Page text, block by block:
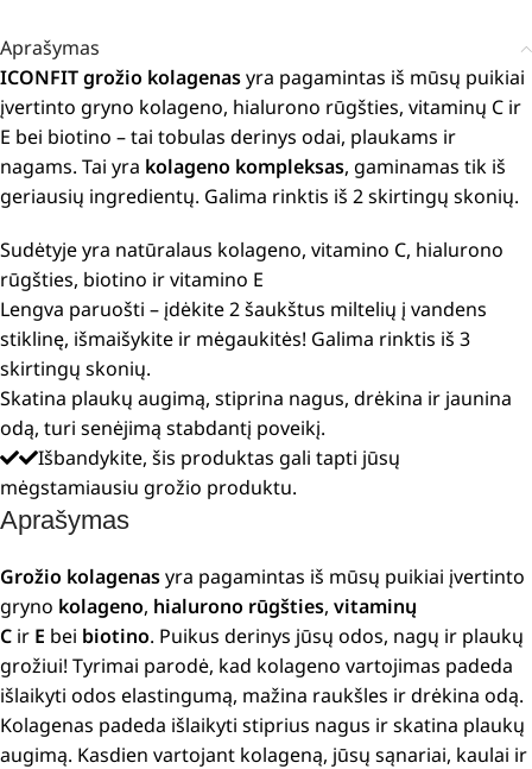
Aprašymas
ICONFIT grožio kolagenasyra pagamintas iš mūsų puikiai
įvertinto gryno kolageno, hialurono rūgšties, vitaminų C ir
E bei biotino – tai tobulas derinys odai, plaukams ir
nagams. Tai yra kolageno kompleksas, gaminamas tik iš
geriausių ingredientų. Galima rinktis iš 2 skirtingų skonių.
Sudėtyje yra natūralaus kolageno, vitamino C, hialurono
rūgšties, biotino ir vitamino E
Lengva paruošti – įdėkite 2 šaukštus miltelių į vandens
stiklinę, išmaišykite ir mėgaukitės! Galima rinktis iš 3
skirtingų skonių.
Skatina plaukų augimą, stiprina nagus, drėkina ir jaunina
odą, turi senėjimą stabdantį poveikį.
Išbandykite, šis produktas gali tapti jūsų
mėgstamiausiu grožio produktu.
Aprašymas
Grožio kolagenasyra pagamintas iš mūsų puikiai įvertinto
gryno kolageno, hialurono rūgšties, vitaminų
C ir E bei biotino. Puikus derinys jūsų odos, nagų ir plaukų
grožiui! Tyrimai parodė, kad kolageno vartojimas padeda
išlaikyti odos elastingumą, mažina raukšles ir drėkina odą.
Kolagenas padeda išlaikyti stiprius nagus ir skatina plaukų
augimą. Kasdien vartojant kolageną, jūsų sąnariai, kaulai ir